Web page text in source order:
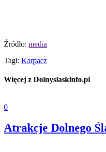
Źródło: media
Tagi: Karpacz
Więcej z Dolnyslaskinfo.pl
0
Atrakcje Dolnego